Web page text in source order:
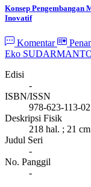
Konsep
Inovatif
Komentar
Eko
Edisi
-
ISBN/ISSN
978-623-113-
Deskripsi Fisik
218 hal. ; 21 cm
Judul Seri
-
No. Panggil
-